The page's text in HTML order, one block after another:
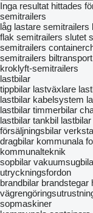
Inga resultat hittades
semitrailers
låg lastare semitrailers
flak semitrailers slutet
semitrailers
semitrailers
kroklyft-semitrailers
lastbilar
tippbilar lastväxlare
lastbilar kabelsystem
lastbilar timmerbilar
lastbilar tankbil lastbilar
försäljningsbilar
dragbilar kommunala
kommunalteknik
sopbilar
utryckningsfordon
brandbilar brandstegar
sopmaskiner